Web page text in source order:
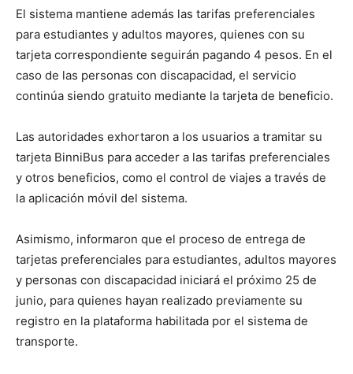
El sistema mantiene además las tarifas preferenciales
para estudiantes y adultos mayores, quienes con su
tarjeta correspondiente seguirán pagando 4 pesos. En el
caso de las personas con discapacidad, el servicio
continúa siendo gratuito mediante la tarjeta de beneficio.
Las autoridades exhortaron a los usuarios a tramitar su
tarjeta BinniBus para acceder a las tarifas preferenciales
y otros beneficios, como el control de viajes a través de
la aplicación móvil del sistema.
Asimismo, informaron que el proceso de entrega de
tarjetas preferenciales para estudiantes, adultos mayores
y personas con discapacidad iniciará el próximo 25 de
junio, para quienes hayan realizado previamente su
registro en la plataforma habilitada por el sistema de
transporte.